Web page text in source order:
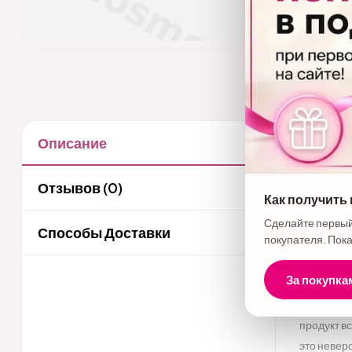
Описание
Отзывов (0)
Способы Доставки
Афро-
Пористых
Сильных
Эффект
продукт
это
Как получить
Сделайте
покупателя.
За